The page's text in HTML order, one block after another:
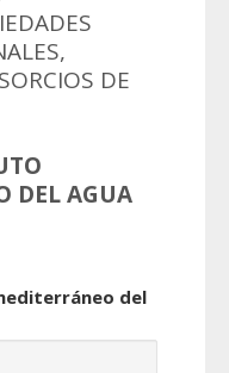
DE
DEL AGUA
del